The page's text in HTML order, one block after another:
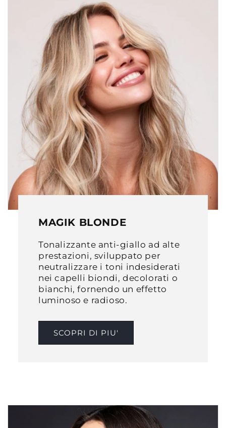
MAGIK BLONDE
Tonalizzante anti-giallo ad alte
prestazioni, sviluppato per
neutralizzare i toni indesiderati
nei capelli biondi, decolorati o
bianchi, fornendo un effetto
luminoso e radioso.​
SCOPRI DI PIU'